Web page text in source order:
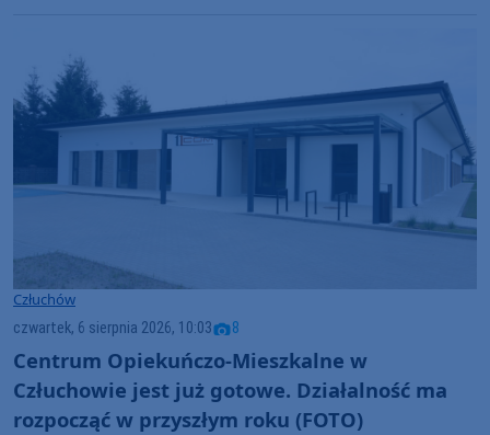
Człuchów
czwartek, 6 sierpnia 2026, 10:03 8
Centrum Opiekuńczo-Mieszkalne w
Człuchowie jest już gotowe. Działalność ma
rozpocząć w przyszłym roku (FOTO)